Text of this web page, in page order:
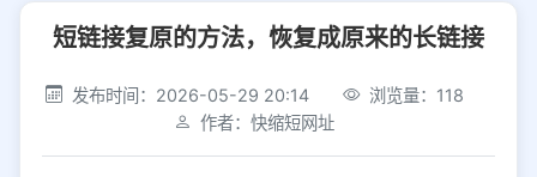
社交平台 电商平台
选择防红平台类型，避免链接被拦截
短链接复原的方法，恢复成原来的长链接
发布时间：2026-05-29 20:14
浏览量：118
作者：快缩短网址